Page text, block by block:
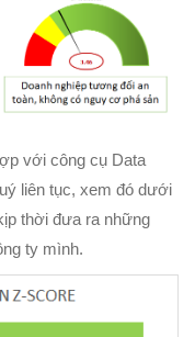
với công cụ Data
liên tục, xem đó dưới
thời đưa ra những
ty mình.